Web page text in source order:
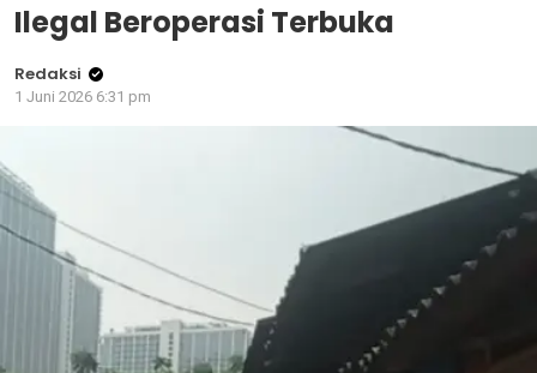
Ilegal Beroperasi Terbuka
Redaksi
1 Juni 2026 6:31 pm